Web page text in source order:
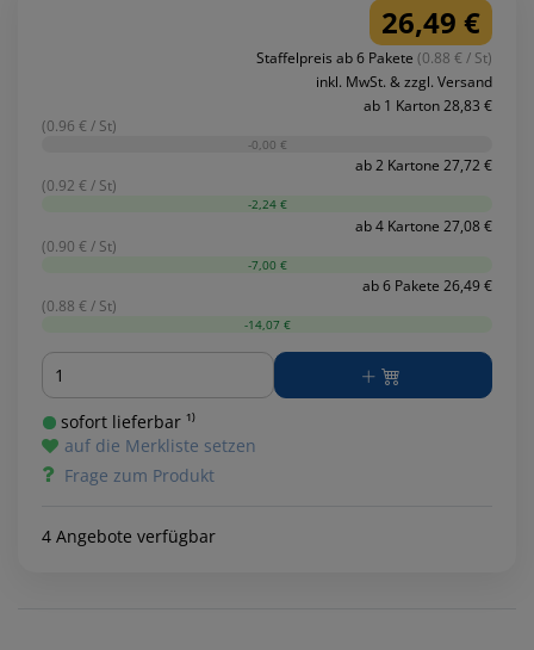
26,49 €
Staffelpreis ab 6 Pakete (0.88 € / St)
inkl. MwSt. & zzgl. Versand
ab 1 Karton 28,83 €
(0.96 € / St)
-0,00 €
ab 2 Kartone 27,72 €
(0.92 € / St)
-2,24 €
ab 4 Kartone 27,08 €
(0.90 € / St)
-7,00 €
ab 6 Pakete 26,49 €
(0.88 € / St)
-14,07 €
Menge
sofort lieferbar ¹⁾
auf die Merkliste setzen
Frage zum Produkt
4 Angebote verfügbar